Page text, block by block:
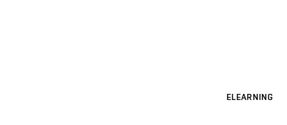
ELEARNING